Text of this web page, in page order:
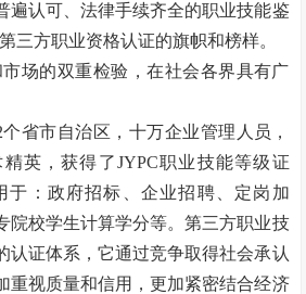
遍认可、法律手续齐全的职业技能鉴
三方职业资格认证的旗帜和榜样。
场的双重检验，在社会各界具有广
省市自治区，十万企业管理人员，
英，获得了JYPC职业技能等级证
于：政府招标、企业招聘、定岗加
院校学生计算学分等。第三方职业技
认证体系，它通过竞争取得社会承认
重视质量和信用，更加紧密结合经济